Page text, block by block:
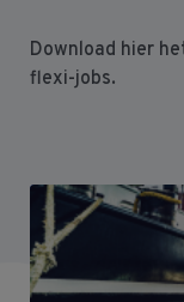
Download hier
flexi-jobs.